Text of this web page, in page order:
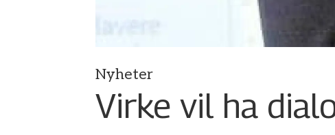
Nyheter
Virke vil ha